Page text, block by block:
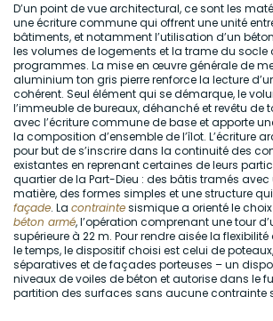
D’un point de vue architectural, ce sont les
une écriture commune qui offrent une unité
bâtiments, et notamment l’utilisation d’un
les volumes de logements et la trame du
programmes. La mise en œuvre générale de
aluminium ton gris pierre renforce la lecture
cohérent. Seul élément qui se démarque, le
l’immeuble de bureaux, déhanché et revêtu de
avec l’écriture commune de base et apporte
la composition d’ensemble de l’îlot. L’écriture
pour but de s’inscrire dans la continuité des
existantes en reprenant certaines de leurs
quartier de la Part-Dieu : des bâtis tramés
matière, des formes simples et une structure qui
façade. La contraintesismique a orienté le
béton armé, l’opération comprenant une tour
supérieure à 22 m. Pour rendre aisée la
le temps, le dispositif choisi est celui de
séparatives et de façades porteuses – un
niveaux de voiles de béton et autorise dans le
partition des surfaces sans aucune contrainte